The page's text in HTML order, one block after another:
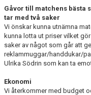
Gåvor till matchens bästa
tar med två saker
Vi önskar kunna utnämna
kunna lotta ut priser vilket
saker av något som går att
reklammuggar/handdukar/
Ulrika Södrin som kan ta
Ekonomi
Vi återkommer med budget